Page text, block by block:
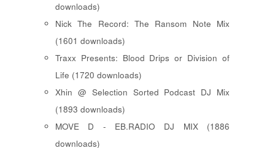
downloads)
Nick The Record: The Ransom Note Mix
(1601 downloads)
Traxx Presents: Blood Drips or Division of
Life (1720 downloads)
Xhin @ Selection Sorted Podcast DJ Mix
(1893 downloads)
MOVE D - EB.RADIO DJ MIX (1886
downloads)